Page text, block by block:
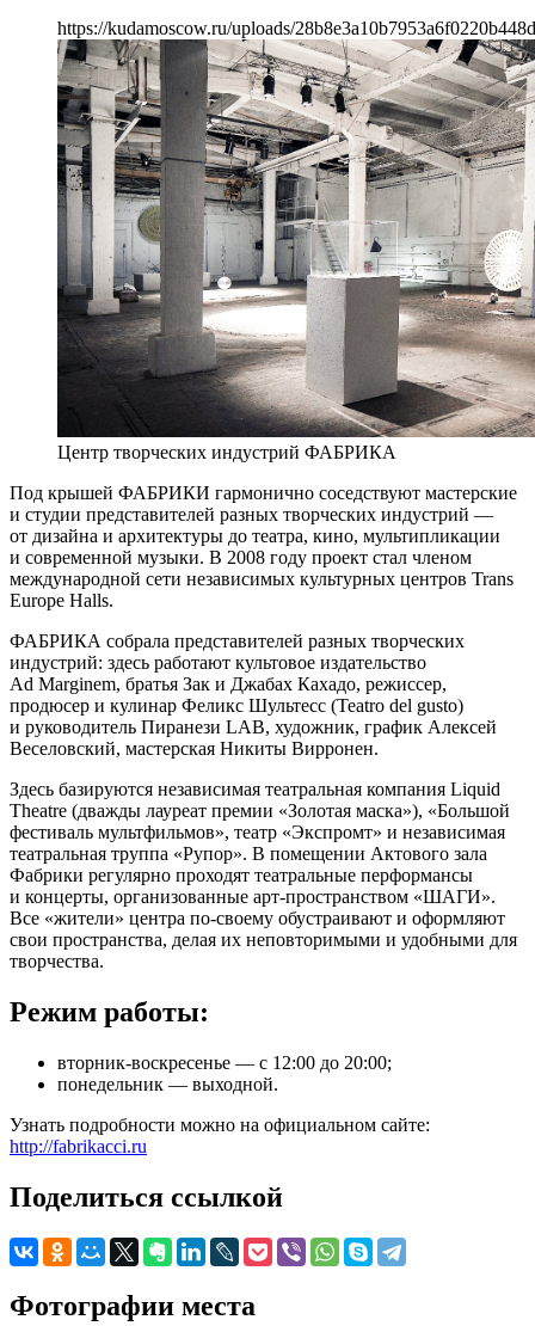
https://kudamoscow.ru/uploads/
Центр творческих индустрий ФАБРИКА
Под крышей ФАБРИКИ гармонично соседствуют мастерские
и студии представителей разных творческих индустрий —
от дизайна и архитектуры до театра, кино, мультипликации
и современной музыки. В 2008 году проект стал членом
международной сети независимых культурных центров Trans
Europe Halls.
ФАБРИКА собрала представителей разных творческих
индустрий: здесь работают культовое издательство
Ad Marginem, братья Зак и Джабах Кахадо, режиссер,
продюсер и кулинар Феликс Шультесс (Teatro del gusto)
и руководитель Пиранези LAB, художник, график Алексей
Веселовский, мастерская Никиты Вирронен.
Здесь базируются независимая театральная компания Liquid
Theatre (дважды лауреат премии «Золотая маска»), «Большой
фестиваль мультфильмов», театр «Экспромт» и независимая
театральная труппа «Рупор». В помещении Актового зала
Фабрики регулярно проходят театральные перформансы
и концерты, организованные арт-пространством «ШАГИ».
Все «жители» центра по-своему обустраивают и оформляют
свои пространства, делая их неповторимыми и удобными для
творчества.
Режим работы:
вторник-воскресенье — с 12:00 до 20:00;
понедельник — выходной.
Узнать подробности можно на официальном сайте:
http://fabrikacci.ru
Поделиться ссылкой
Фотографии места